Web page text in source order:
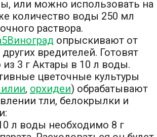
или можно использовать на
количество воды 250 мл
раствора.
Виноград опрыскивают от
вредителей. Готовят
из 3 г Актары в 10 л воды.
цветочные культуры
, орхидеи) обрабатывают
тли, белокрылки и
л воды необходимо 8 г